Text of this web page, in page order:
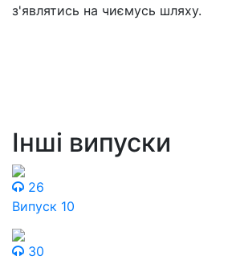
з'являтись на чиємусь шляху.
Інші випуски
26
Випуск 10
30